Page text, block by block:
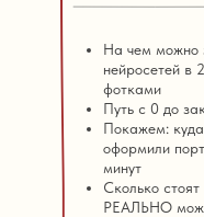
На чем можно
нейросетей в
фотками
Путь с 0 до
Покажем:
оформили
минут
Сколько
РЕАЛЬНО